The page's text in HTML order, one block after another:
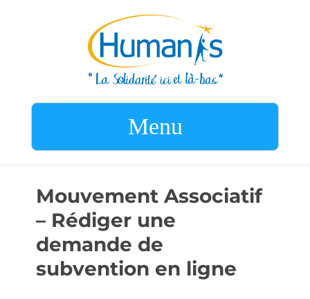
Menu
Mouvement Associatif
– Rédiger une
demande de
subvention en ligne